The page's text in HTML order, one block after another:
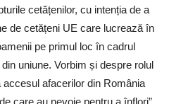
cetățenilor, cu intenția de a
de cetățeni UE care lucrează în
pe primul loc în cadrul
uniune. Vorbim și despre rolul
afacerilor din România
care au nevoie pentru a înflori”,